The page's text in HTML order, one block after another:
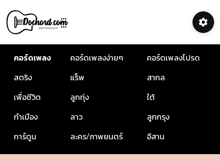
คอร์ดเพลง คอร์ดเพลงง่ายๆ
คอร์ดเพลงโปรด
สตริง
แร็พ
สากล
เพื่อชีวิต
ลูกทุ่ง
ใต้
กำเมือง
ลาว
ลูกกรุง
การ์ตูน
ละคร/ภาพยนตร์ อีสาน